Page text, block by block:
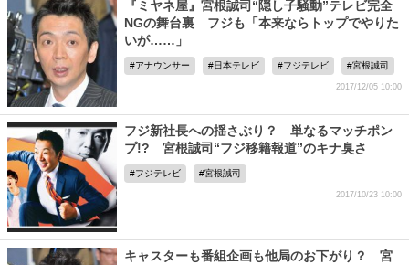
『ミヤネ屋』宮根誠司“隠し子騒動”テレビ完全
NGの舞台裏 フジも「本来ならトップでやりた
いが……」
アナウンサー 日本テレビ フジテレビ 宮根誠司
2017/12/05 10:00
フジ新社長への揺さぶり？ 単なるマッチポン
プ!? 宮根誠司“フジ移籍報道”のキナ臭さ
フジテレビ 宮根誠司
2017/10/23 10:00
キャスターも番組企画も他局のお下がり？ 宮